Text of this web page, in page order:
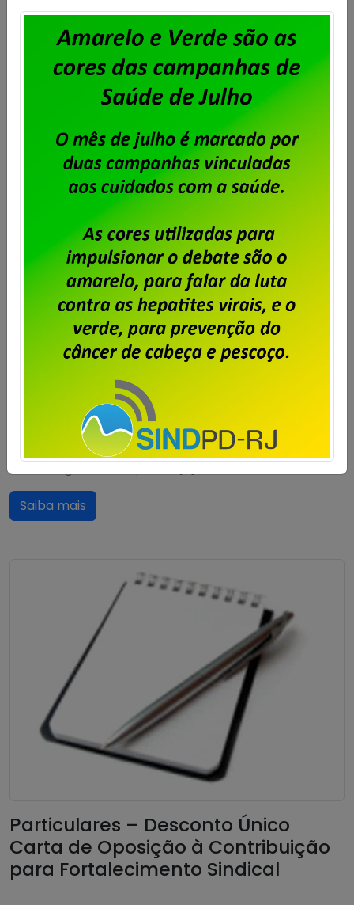
Particulares – Envie sua sugestão
de pauta para a Campanha
Salarial 2026/2027
Publicado por Imprensa em 02/07/2026.
Os trabalhadores e trabalhadoras em empresas
06 até o dia 10 de julho, enviar sugestões para a
pauta de reivindicações da categoria para a
Campanha Salarial 2026/2027. O prazo final para o
envio é 10/07, às 11 horas. Lembramos que este ano
Saiba mais
Particulares – Desconto Único
Carta de Oposição à Contribuição
para Fortalecimento Sindical